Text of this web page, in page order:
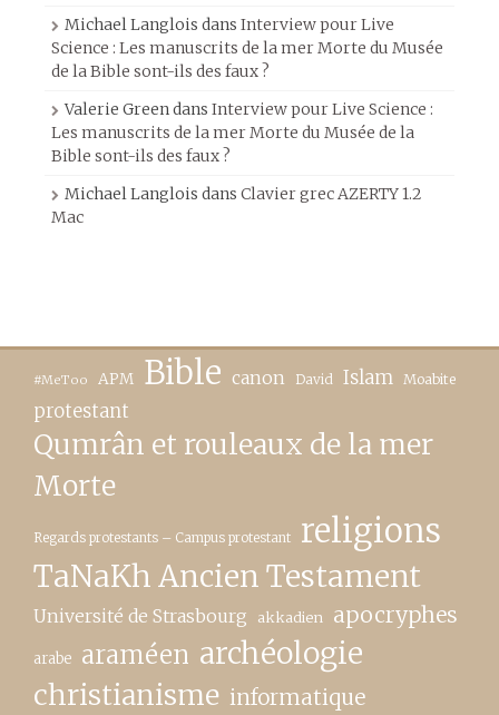
Michael Langlois dans Interview pour Live
Science : Les manuscrits de la mer Morte du Musée
de la Bible sont-ils des faux ?
Valerie Greendans Interview pour Live Science :
Les manuscrits de la mer Morte du Musée de la
Bible sont-ils des faux ?
Michael Langlois dans Clavier grec AZERTY 1.2
Mac
#MeToo APM Bible canon David Islam Moabite
protestant
Qumrân et rouleaux de la mer
Morte
Regards protestants – Campus protestant religions
TaNaKh Ancien Testament
Université de Strasbourg akkadien apocryphes
arabe araméen archéologie
christianisme informatique